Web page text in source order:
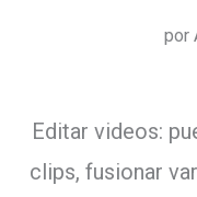
por
Editar videos:
clips, fusionar